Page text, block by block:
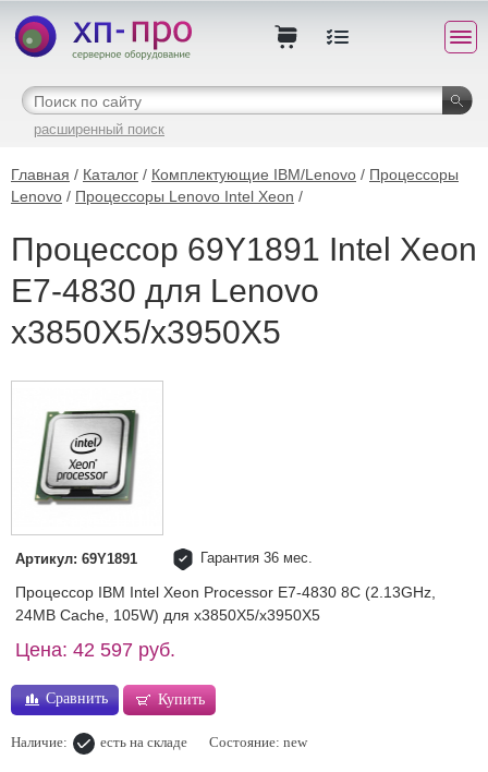
расширенный поиск
Главная / Каталог / Комплектующие IBM/Lenovo / Процессоры
Lenovo / Процессоры Lenovo Intel Xeon /
Процессор 69Y1891 Intel Xeon
E7-4830 для Lenovo
x3850X5/x3950X5
Артикул: 69Y1891 Гарантия 36 мес.
Процессор IBM Intel Xeon Processor E7-4830 8C (2.13GHz,
24MB Cache, 105W) для x3850X5/x3950X5
Цена: 42 597 руб.
Сравнить Купить
Наличие: есть на складе Состояние: new